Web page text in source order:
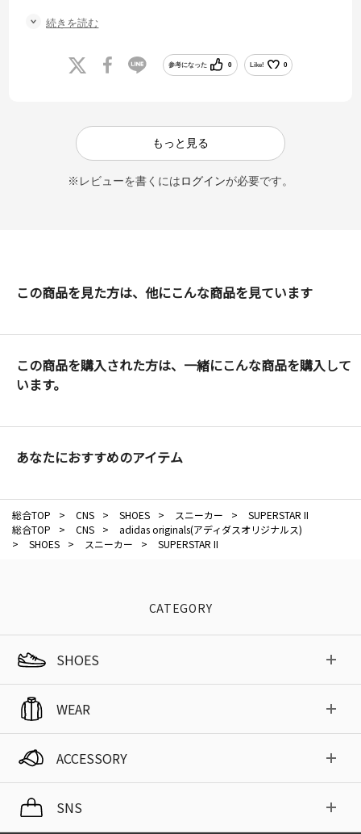
届いてから品物を確認したところ、もちろん綺麗で箱も潰れて無く、
また絶対利用します。
続きを読む
参考になった 0 Like! 0
もっと見る
※レビューを書くにはログインが必要です。
この商品を見た方は、他にこんな商品を見ています
この商品を購入された方は、一緒にこんな商品を購入して
います。
あなたにおすすめのアイテム
総合TOP > CNS > SHOES > スニーカー >
SUPERSTAR II
総合TOP
> CNS >
adidas originals(アディダスオリジナルス)
>
SHOES > スニーカー > SUPERSTAR II
CATEGORY
SHOES
WEAR
ACCESSORY
SNS